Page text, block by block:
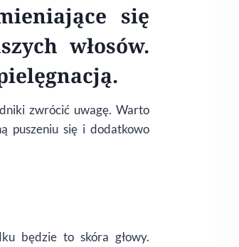
się
włosów.
zwrócić uwagę. Warto
puszeniu się i dodatkowo
będzie to skóra głowy.